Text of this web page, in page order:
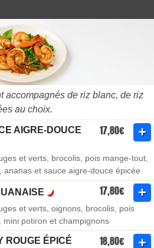
accompagnés de riz blanc, de riz
au choix.
AIGRE-DOUCE
17,80€
et verts, brocolis, pois mange-tout,
et sauce aigre-douce épicée
17,80€
et verts, oignons, brocolis, pois
potiron et champignons
ROUGE ÉPICÉ 18,80€